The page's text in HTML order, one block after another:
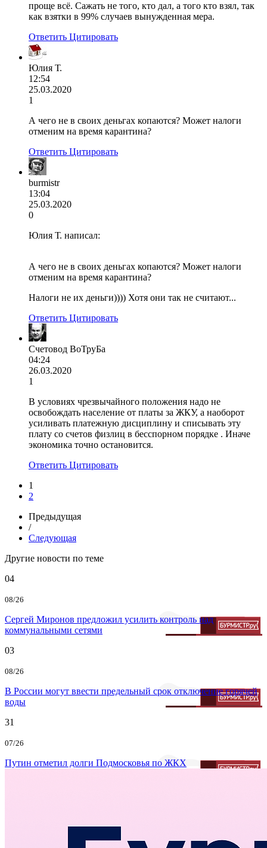
проще всё. Сажать не того, кто дал, а того кто взял, так
как взятки в 99% случаев вынужденная мера.
Ответить Цитировать
Юлия Т.
12:54
25.03.2020
1
А чего не в своих деньгах копаются? Может налоги
отменим на время карантина?
Ответить Цитировать
burmistr
13:04
25.03.2020
0
Юлия Т. написал:
А чего не в своих деньгах копаются? Может налоги
отменим на время карантина?
Налоги не их деньги)))) Хотя они так не считают...
Ответить Цитировать
Счетовод ВоТруБа
04:24
26.03.2020
1
В условиях чрезвычайного положения надо не
освобождать население от платы за ЖКУ, а наоборот
усиливать платежную дисциплину и списывать эту
плату со счетов физлиц в бесспорном порядке . Иначе
экономика точно остановится.
Ответить Цитировать
1
2
Предыдущая
/
Следующая
Другие новости по теме
04
08/26
Сергей Миронов предложил усилить контроль над
коммунальными сетями
03
08/26
В России могут ввести предельный срок отключение горячей
воды
31
07/26
Путин отметил долги Подмосковья по ЖКХ